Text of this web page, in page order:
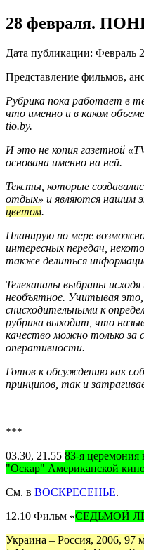
28 февраля.
Дата публикации: Февраль
Представление фильмов,
Рубрика пока работает в
что именно и в каком
tio.by.
И это не копия газетной
основана именно на ней.
Тексты, которые
отдых» и являются нашим
цветом.
Планирую по мере
интересных передач,
также делиться
Телеканалы выбраны
необъятное. Учитывая
снисходительными к
рубрика выходит, что
качество можно только за
оперативности.
Готов к обсуждению как
принципов, так и
***
03.30, 21.55 83-я церемония
"Оскар" Американской
См. в ВОСКРЕСЕНЬЕ.
12.10 Фильм «СЕДЬМОЙ
Украина – Россия, 2006, 97